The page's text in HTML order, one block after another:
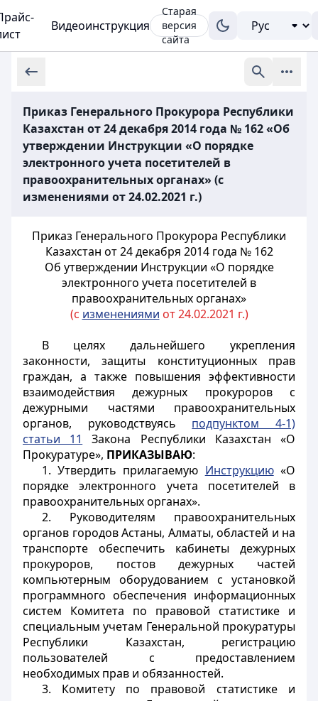
Видеоинструкция
Старая
версия
сайта
Приказ Генерального Прокурора Республики
Казахстан от 24 декабря 2014 года № 162 «Об
утверждении Инструкции «О порядке
электронного учета посетителей в
правоохранительных органах» (с
изменениями от 24.02.2021 г.)
Приказ Генерального Прокурора Республики
Казахстан от 24 декабря 2014 года № 162
Об утверждении Инструкции «О порядке
электронного учета посетителей в
правоохранительных органах»
(с изменениями от 24.02.2021 г.)
В целях дальнейшего укрепления
законности, защиты конституционных прав
граждан, а также повышения эффективности
взаимодействия дежурных прокуроров с
дежурными частями правоохранительных
органов, руководствуясь подпунктом 4-1)
статьи 11
Закона Республики Казахстан «О
Прокуратуре», ПРИКАЗЫВАЮ:
1. Утвердить прилагаемую Инструкцию«О
порядке электронного учета посетителей в
правоохранительных органах».
2. Руководителям правоохранительных
органов городов Астаны, Алматы, областей и на
транспорте обеспечить кабинеты дежурных
прокуроров, постов дежурных частей
компьютерным оборудованием с установкой
программного обеспечения информационных
систем Комитета по правовой статистике и
специальным учетам Генеральной прокуратуры
Республики Казахстан, регистрацию
пользователей с предоставлением
необходимых прав и обязанностей.
3. Комитету по правовой статистике и